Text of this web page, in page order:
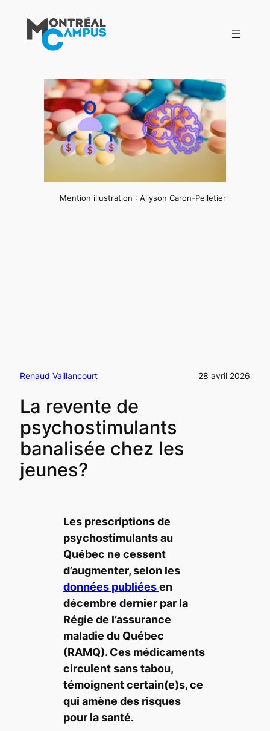
contenu
Mention illustration : Allyson Caron-Pelletier
Renaud Vaillancourt 28 avril 2026
La revente de
psychostimulants
banalisée chez les
jeunes?
Les prescriptions de
psychostimulants au
Québec ne cessent
d’augmenter, selon les
données publiéesen
décembre dernier par la
Régie de l’assurance
maladie du Québec
(RAMQ). Ces médicaments
circulent sans tabou,
témoignent certain(e)s, ce
qui amène des risques
pour la santé.